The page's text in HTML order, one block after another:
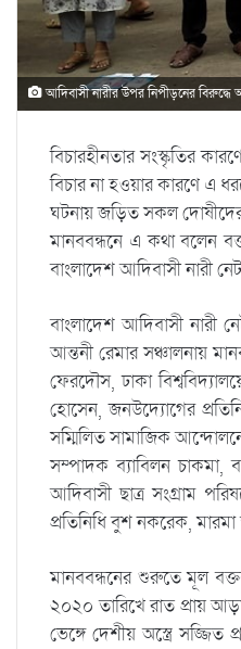
আদিবাসী নারীর উপর নিপীড়নের বিরুদ্ধে
বিচারহীনতার সংস্কৃতির
বিচার না হওয়ার কারণে এ
ঘটনায় জড়িত সকল দোষীদের
মানববন্ধনে এ কথা বলেন
বাংলাদেশ আদিবাসী নারী
বাংলাদেশ আদিবাসী নারী
আন্তনী রেমার সঞ্চালনায়
ফেরদৌস, ঢাকা
হোসেন, জনউদ্যোগের
সম্মিলিত সামাজিক
সম্পাদক ব্যাবিলন চাকমা,
আদিবাসী ছাত্র সংগ্রাম
প্রতিনিধি বুশ নকরেক,
মানববন্ধনের শুরুতে মূল
২০২০ তারিখে রাত প্রায়
ভেঙ্গে দেশীয় অস্ত্রে